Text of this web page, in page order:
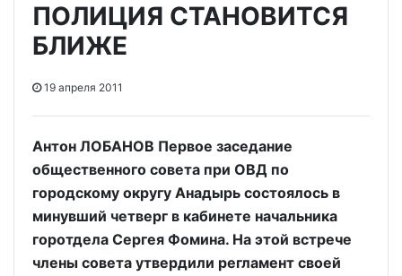
ПОЛИЦИЯ СТАНОВИТСЯ
БЛИЖЕ
19 апреля 2011
Антон ЛОБАНОВ Первое заседание
общественного совета при ОВД по
городскому округу Анадырь состоялось в
минувший четверг в кабинете начальника
горотдела Сергея Фомина. На этой встрече
члены совета утвердили регламент своей